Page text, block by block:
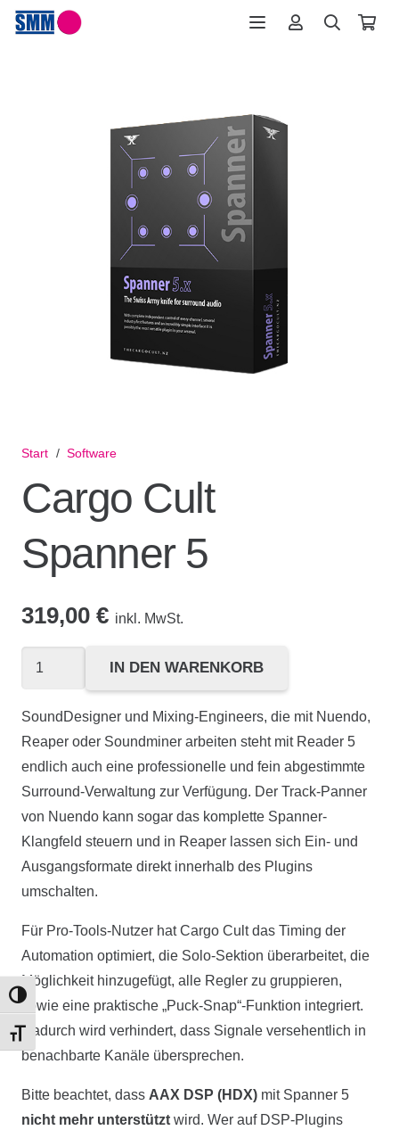
Umschalten auf hohe Kontraste
Schrift vergrößern
Start / Software
Cargo Cult
Spanner 5
319,00 € inkl. MwSt.
Spanner
5
Menge
IN DEN WARENKORB
SoundDesigner und Mixing-Engineers, die mit Nuendo,
Reaper oder Soundminer arbeiten steht mit Reader 5
endlich auch eine professionelle und fein abgestimmte
Surround-Verwaltung zur Verfügung. Der Track-Panner
von Nuendo kann sogar das komplette Spanner-
Klangfeld steuern und in Reaper lassen sich Ein- und
Ausgangsformate direkt innerhalb des Plugins
umschalten.
Für Pro-Tools-Nutzer hat Cargo Cult das Timing der
Automation optimiert, die Solo-Sektion überarbeitet, die
Möglichkeit hinzugefügt, alle Regler zu gruppieren,
sowie eine praktische „Puck-Snap“-Funktion integriert.
Dadurch wird verhindert, dass Signale versehentlich in
benachbarte Kanäle übersprechen.
Bitte beachtet, dass AAX DSP (HDX) mit Spanner 5
nicht mehr unterstützt wird. Wer auf DSP-Plugins